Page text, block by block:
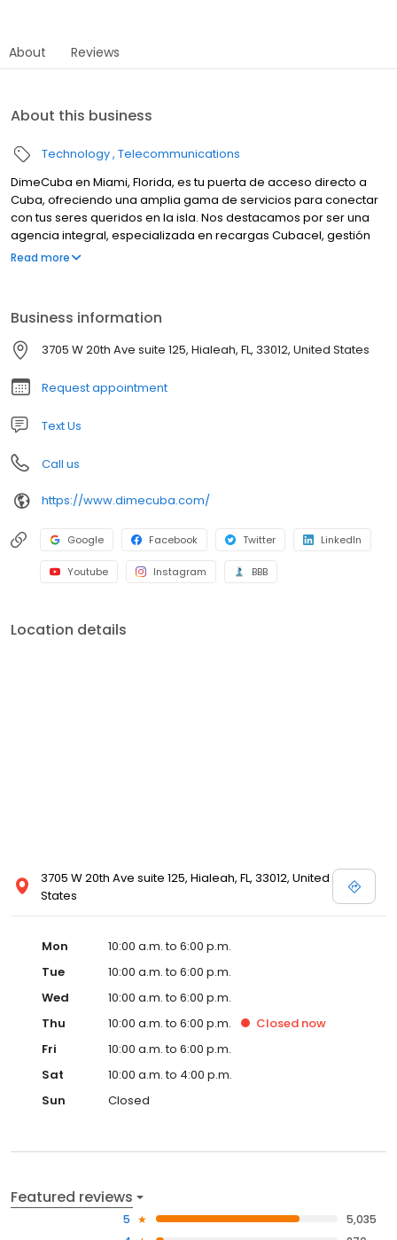
About Reviews
About this business
Technology Telecommunications
DimeCuba en Miami, Florida, es tu puerta de acceso directo a
Cuba, ofreciendo una amplia gama de servicios para conectar
con tus seres queridos en la isla. Nos destacamos por ser una
agencia integral, especializada en recargas Cubacel, gestión
de vuelos desde Miami y envíos seguros y rápidos a cualquier
servicios confiables y eficientes, y hoy, somos reconocidos por
nuestra dedicación y excelencia en el servicio. Visítanos para
conseguir tu próximo pasaje, enviar paquetes o recargar
celulares con facilidad y seguridad a Cuba.
Read more
Business information
3705 W 20th Ave suite 125, Hialeah, FL, 33012, United States
Request appointment
Text Us
Call us
https://www.dimecuba.com/
Google Facebook Twitter LinkedIn
Youtube Instagram BBB
Location details
3705 W 20th Ave suite 125, Hialeah, FL, 33012, United
States
Mon
10:00 a.m. to 6:00 p.m.
Tue
10:00 a.m. to 6:00 p.m.
Wed
10:00 a.m. to 6:00 p.m.
Thu
10:00 a.m. to 6:00 p.m. Closed now
Fri
10:00 a.m. to 6:00 p.m.
Sat
10:00 a.m. to 4:00 p.m.
Sun
Closed
Featured reviews
5
5,035